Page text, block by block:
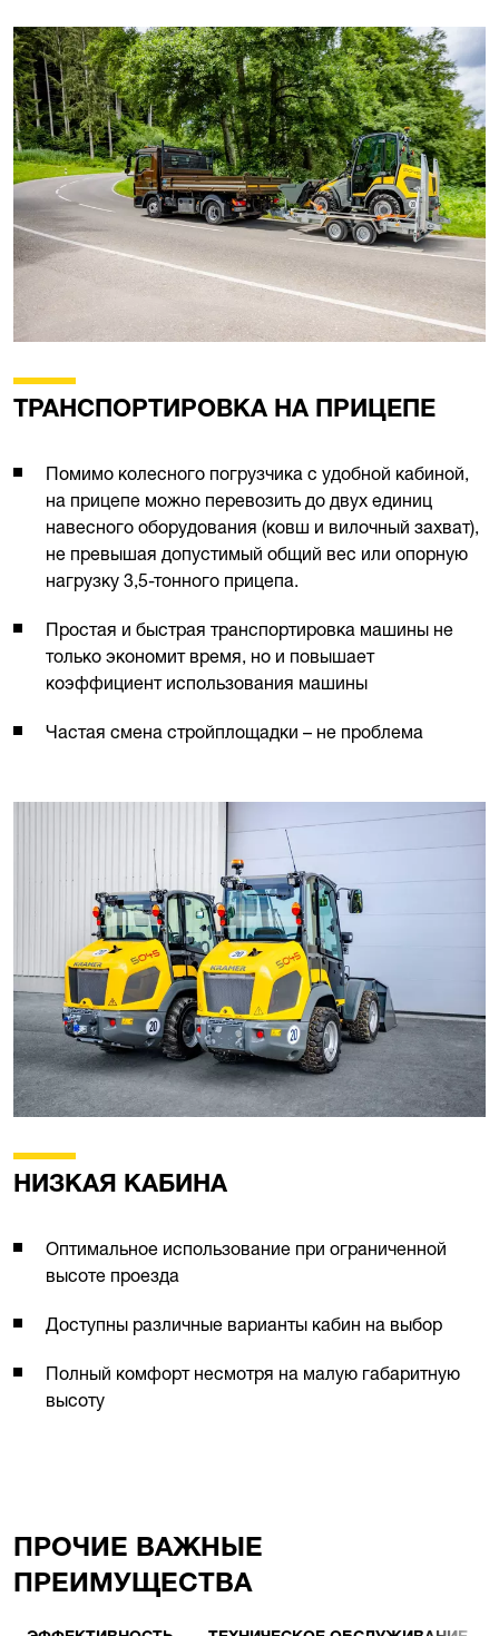
ТРАНСПОРТИРОВКА НА ПРИЦЕПЕ
Помимо колесного погрузчика с удобной кабиной,
на прицепе можно перевозить до двух единиц
навесного оборудования (ковш и вилочный захват),
не превышая допустимый общий вес или опорную
нагрузку 3,5-тонного прицепа.
Простая и быстрая транспортировка машины не
только экономит время, но и повышает
коэффициент использования машины
Частая смена стройплощадки – не проблема
НИЗКАЯ КАБИНА
Оптимальное использование при ограниченной
высоте проезда
Доступны различные варианты кабин на выбор
Полный комфорт несмотря на малую габаритную
высоту
ПРОЧИЕ BАЖНЫЕ
ПРЕИМУЩЕСТВА